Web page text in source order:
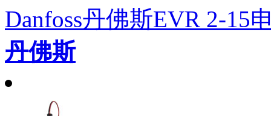
Danfoss丹佛斯EVR 2-15
丹佛斯